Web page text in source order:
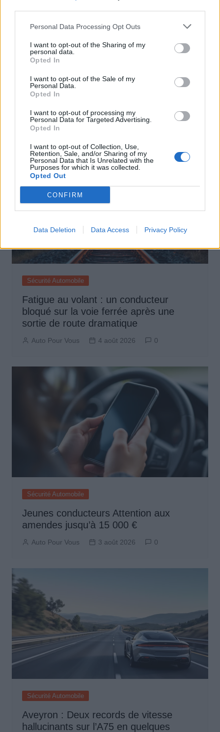
Personal Data Processing Opt Outs
I want to opt-out of the Sharing of my
personal data.
Opted In
I want to opt-out of the Sale of my
Personal Data.
Opted In
I want to opt-out of processing my
Personal Data for Targeted Advertising.
Opted In
I want to opt-out of Collection, Use,
Retention, Sale, and/or Sharing of my
Personal Data that Is Unrelated with the
Purposes for which it was collected.
Opted Out
CONFIRM
Data Deletion Data Access Privacy Policy
Sécurité Automobile
Catalogne lance un radar IA qui traque
téléphone et ceinture en conduisant
Auto Pour Vous
Sécurité Automobile
Fatigue au volant : un conducteur
bloqué sur la voie ferrée après une
sortie de route dramatique
Auto Pour Vous 4 août 2026 0
Sécurité Automobile
Jeunes conducteurs Attention aux
amendes jusqu’à 15 000 €
Auto Pour Vous 3 août 2026 0
Sécurité Automobile
Aveyron : Deux records de vitesse
hallucinants sur l’A75 en quelques